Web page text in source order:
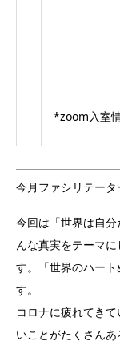
*zoom入室
今月ファシリテータ
今回は「世界は自
んな真実をテーマ
す。「世界のハー
す。
コロナに疲れてき
いことがたくさんあ